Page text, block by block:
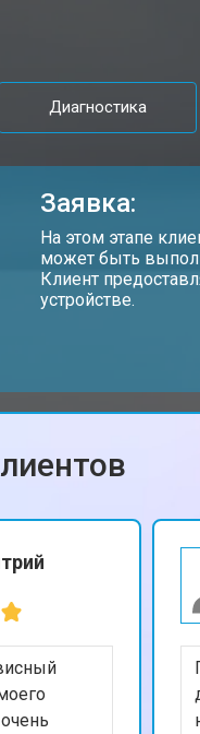
SSD
Honor
Диагностика
Заявка:
На этом этапе
может быть
Клиент
устройстве.